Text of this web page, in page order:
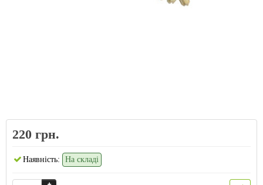
220 грн.
Наявність: На складі